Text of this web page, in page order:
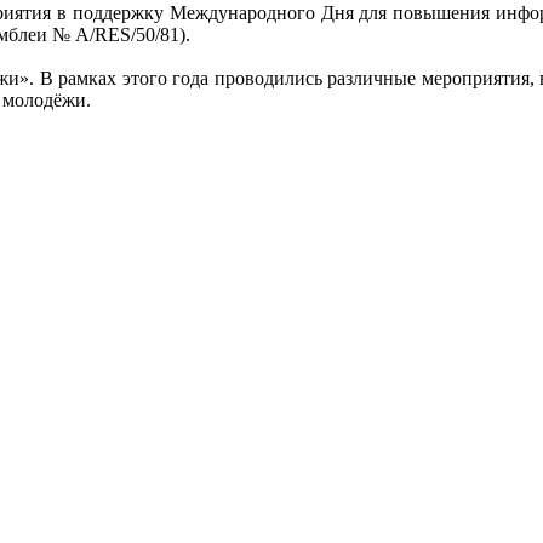
в поддержку Международного Дня для повышения
№ A/RES/50/81).
В рамках этого года проводились различные